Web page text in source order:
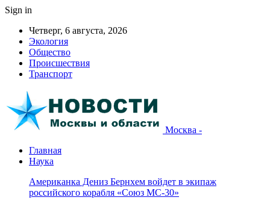
Sign in
Четверг, 6 августа, 2026
Экология
Общество
Происшествия
Транспорт
Москва -
Главная
Наука
Американка Дениз Бернхем войдет в экипаж
российского корабля «Союз МС-30»